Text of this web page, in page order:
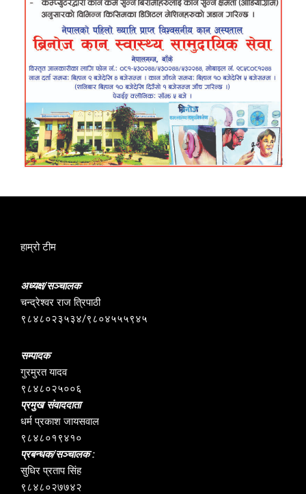
हाम्रो टीम
अध्यक्ष/सञ्चालक
चन्द्रेश्वर राज त्रिपाठी
९८४८०२३५३४/९८०४५५५९४५
सम्पादक
गुरमुरत यादव
९८४८०२५००६
प्रमुख संवाददाता
धर्म प्रकाश जायसवाल
९८४८०१९४१०
प्रबन्धक/सञ्चालक :
सुधिर प्रताप सिंह
९८४८०२७७४२